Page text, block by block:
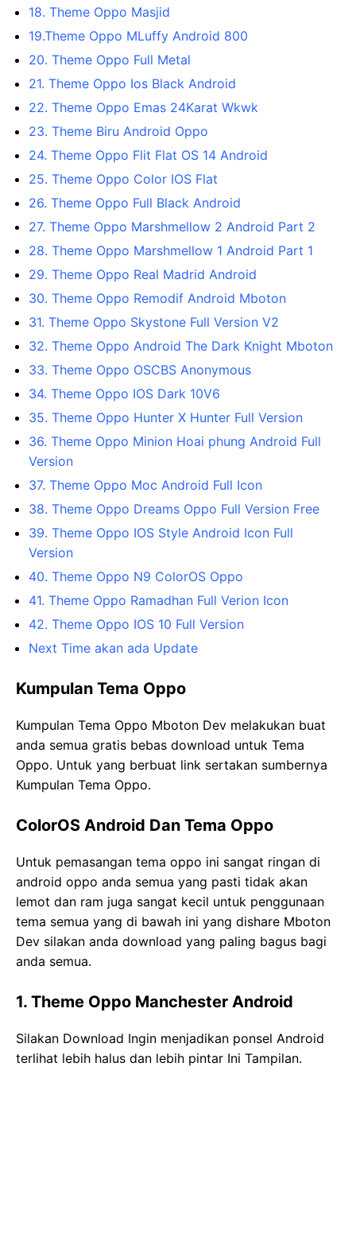
18. Theme Oppo Masjid
19.Theme Oppo MLuffy Android 800
20. Theme Oppo Full Metal
21. Theme Oppo Ios Black Android
22. Theme Oppo Emas 24Karat Wkwk
23. Theme Biru Android Oppo
24. Theme Oppo Flit Flat OS 14 Android
25. Theme Oppo Color IOS Flat
26. Theme Oppo Full Black Android
27. Theme Oppo Marshmellow 2 Android Part 2
28. Theme Oppo Marshmellow 1 Android Part 1
29. Theme Oppo Real Madrid Android
30. Theme Oppo Remodif Android Mboton
31. Theme Oppo Skystone Full Version V2
32. Theme Oppo Android The Dark Knight Mboton
33. Theme Oppo OSCBS Anonymous
34. Theme Oppo IOS Dark 10V6
35. Theme Oppo Hunter X Hunter Full Version
36. Theme Oppo Minion Hoai phung Android Full
Version
37. Theme Oppo Moc Android Full Icon
38. Theme Oppo Dreams Oppo Full Version Free
39. Theme Oppo IOS Style Android Icon Full
Version
40. Theme Oppo N9 ColorOS Oppo
41. Theme Oppo Ramadhan Full Verion Icon
42. Theme Oppo IOS 10 Full Version
Next Time akan ada Update
Kumpulan Tema Oppo
Kumpulan Tema Oppo Mboton Dev melakukan buat
anda semua gratis bebas download untuk Tema
Oppo. Untuk yang berbuat link sertakan sumbernya
Kumpulan Tema Oppo.
ColorOS Android Dan Tema Oppo
Untuk pemasangan tema oppo ini sangat ringan di
android oppo anda semua yang pasti tidak akan
lemot dan ram juga sangat kecil untuk penggunaan
tema semua yang di bawah ini yang dishare Mboton
Dev silakan anda download yang paling bagus bagi
anda semua.
1. Theme Oppo Manchester Android
Silakan Download Ingin menjadikan ponsel Android
terlihat lebih halus dan lebih pintar Ini Tampilan.